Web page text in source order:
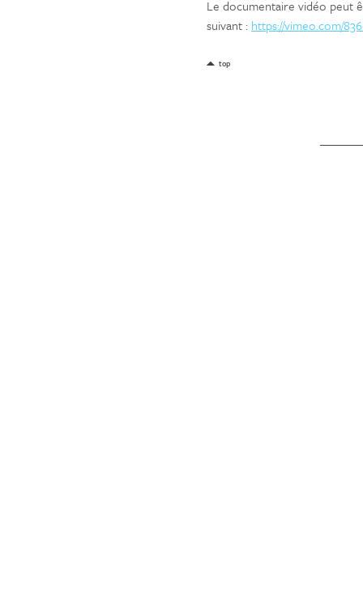
Le documentaire vidéo peut
suivant : https://vimeo.com/
top